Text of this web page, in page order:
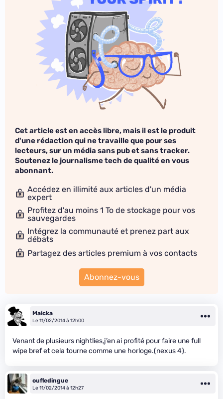
Cet article est en accès libre, mais il est le produit
d'une rédaction qui ne travaille que pour ses
lecteurs, sur un média sans pub et sans tracker.
Soutenez le journalisme tech de qualité en vous
abonnant.
Accédez en illimité aux articles d'un média
expert
Profitez d'au moins 1 To de stockage pour vos
sauvegardes
Intégrez la communauté et prenez part aux
débats
Partagez des articles premium à vos contacts
Abonnez-vous
Maicka
Le 11/02/2014 à 12h00
Venant de plusieurs nightlies,j’en ai profité pour faire une full
wipe bref et cela tourne comme une horloge.(nexus 4).
oufledingue
Le 11/02/2014 à 12h27